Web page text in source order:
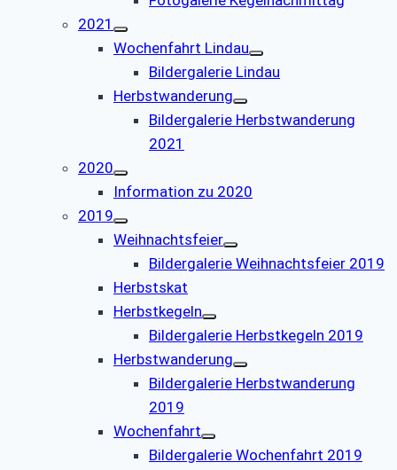
2021
Wochenfahrt Lindau
Bildergalerie Lindau
Herbstwanderung
Bildergalerie Herbstwanderung
2021
2020
Information zu 2020
2019
Weihnachtsfeier
Bildergalerie Weihnachtsfeier 2019
Herbstskat
Herbstkegeln
Bildergalerie Herbstkegeln 2019
Herbstwanderung
Bildergalerie Herbstwanderung
2019
Wochenfahrt
Bildergalerie Wochenfahrt 2019